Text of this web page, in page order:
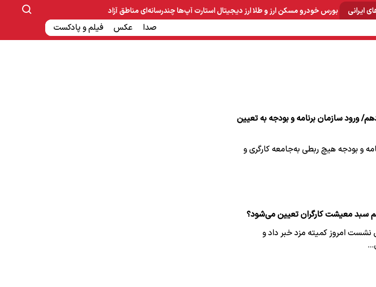
ایرانی
صنایع غذایی و دارویی ساخت و ساز بانک و بیمه
بورسخودرومسکنارز و طلاارز دیجیتالاستارت آپ‌هاچندرسانه‌ای
صدا عکس فیلم و پادکست
مناطق آزاد
ورود سازمان برنامه و بودجه به تعیین
و بودجه هیچ ربطی به‌جامعه کارگری و
سبد معیشت کارگران تعیین می‌شود؟
نشست امروز کمیته مزد خبر داد و